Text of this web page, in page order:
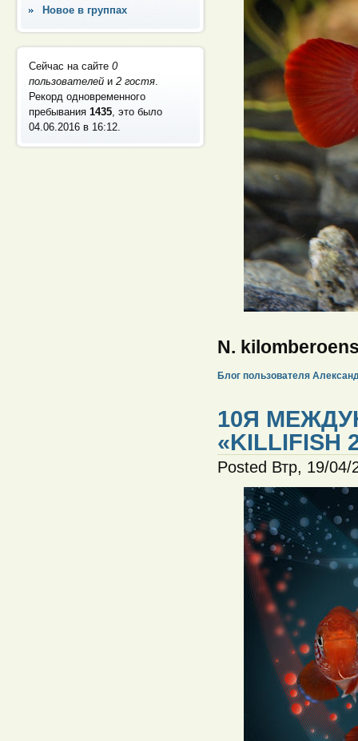
Новое в группах
Сейчас на сайте 0
пользователейи 2 гостя.
Рекорд одновременного
пребывания 1435, это было
04.06.2016 в 16:12.
N.
Блог пользователя
10Я
«KILLIFISH
Posted Втр, 19/